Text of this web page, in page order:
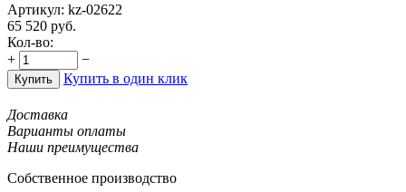
Артикул: kz-02622
65 520 руб.
Кол-во:
+
−
Купить Купить в один клик
Доставка
Варианты оплаты
Наши преимущества
Собственное производство